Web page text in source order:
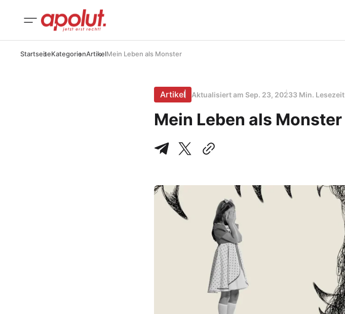
StartseiteKategorienArtikelMein Leben als Monster
Artikel Aktualisiert am Sep. 23, 20233 Min. Lesezeit
Mein Leben als Monster